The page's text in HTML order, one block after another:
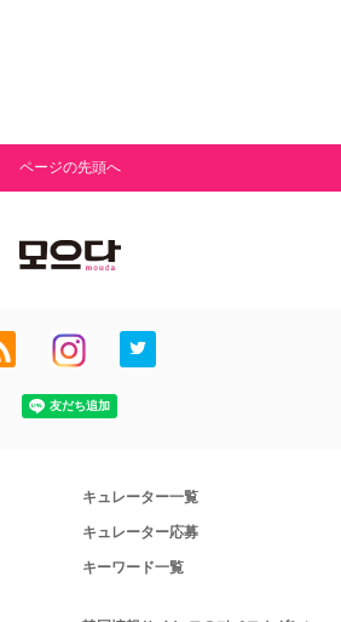
ページの先頭へ
キュレーター一覧
キュレーター応募
キーワード一覧